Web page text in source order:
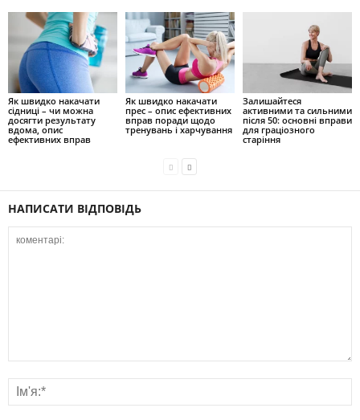
Як швидко накачати
сідниці – чи можна
досягти результату
вдома, опис
ефективних вправ
Як швидко накачати
прес – опис ефективних
вправ поради щодо
тренувань і харчування
Залишайтеся
активними та сильними
після 50: основні вправи
для граціозного
старіння
НАПИСАТИ ВІДПОВІДЬ